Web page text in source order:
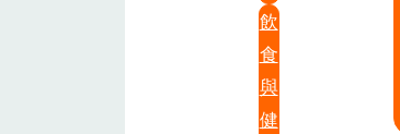
飲
食
與
健